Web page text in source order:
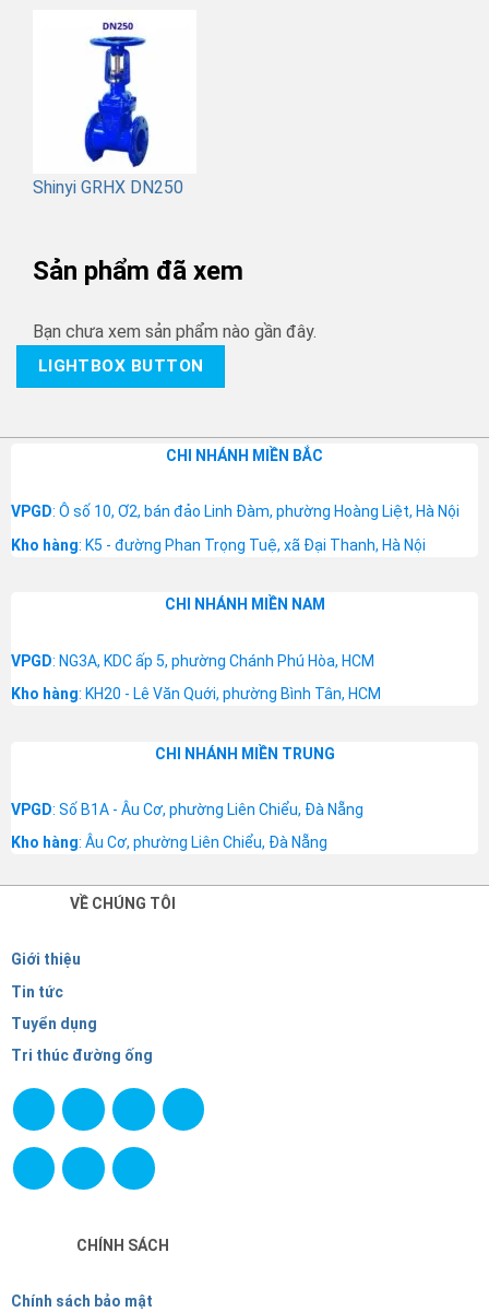
Shinyi GRHX DN250
Sản phẩm đã xem
Bạn chưa xem sản phẩm nào gần đây.
LIGHTBOX BUTTON
CHI NHÁNH MIỀN BẮC
VPGD: Ô số 10, Ơ2, bán đảo Linh Đàm, phường Hoàng Liệt, Hà Nội
Kho hàng: K5 - đường Phan Trọng Tuệ, xã Đại Thanh, Hà Nội
CHI NHÁNH MIỀN NAM
VPGD: NG3A, KDC ấp 5, phường Chánh Phú Hòa, HCM
Kho hàng: KH20 - Lê Văn Quới, phường Bình Tân, HCM
CHI NHÁNH MIỀN TRUNG
VPGD: Số B1A - Âu Cơ, phường Liên Chiểu, Đà Nẵng
Kho hàng: Âu Cơ, phường Liên Chiểu, Đà Nẵng
VỀ CHÚNG TÔI
Giới thiệu
Tin tức
Tuyển dụng
Tri thúc đường ống
CHÍNH SÁCH
Chính sách bảo mật